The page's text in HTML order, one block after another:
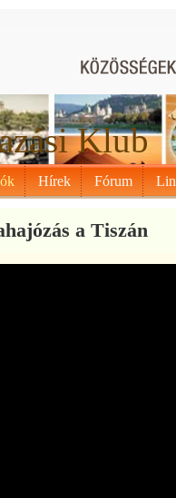
Klub
Hírek Fórum
a Tiszán